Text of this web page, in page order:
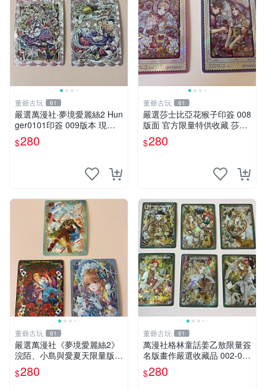
董爺古玩 61
嚴選萬漫社·夢境愛麗絲2 Hun
ger0101印簽 009版本 現象
卡 售賣中 愛麗絲幻象卡 視覺
系 卡牌收藏
$280
董爺古玩 61
嚴選莎士比亞花猴子印簽 008
版面 官方限量特供收藏 莎士
比亞花猴子 印簽 版本
$280
董爺古玩 61
嚴選萬漫社《夢境愛麗絲2》
浣陌、小島與愛夏天限量版印
簽張，獨特設計不容錯過 夢
境愛麗絲 印簽 訂製相紙
$280
董爺古玩 61
萬漫社格林童話姜乙敖限量簽
名版畫作嚴選收藏品 002-00
9 官方正版 異色瑕疵限量特
供 姜乙敖 簽 名 版 畫 作
$280